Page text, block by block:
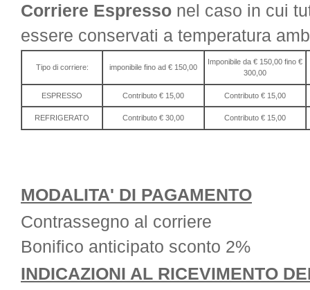
Corriere Espresso nel caso in cui
essere conservati a temperatura
Tipo di corriere: imponibile fino ad € 150,00
Imponibile da € 150,00 fino €
300,00
ESPRESSO Contributo € 15,00 Contributo € 15,00
REFRIGERATO Contributo € 30,00 Contributo € 15,00
MODALITA' DI PAGAMENTO
Contrassegno al corriere
Bonifico anticipato sconto 2%
INDICAZIONI AL RICEVIMENTO